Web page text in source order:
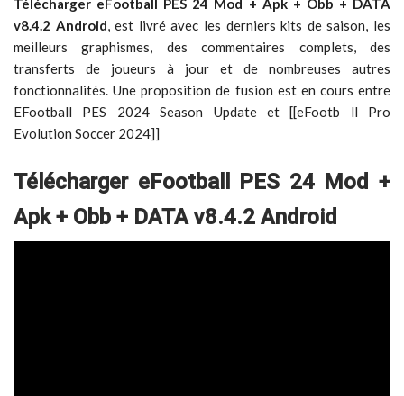
Télécharger eFootball PES 24 Mod + Apk + Obb + DATA
v8.4.2 Android, est livré avec les derniers kits de saison, les
meilleurs graphismes, des commentaires complets, des
transferts de joueurs à jour et de nombreuses autres
fonctionnalités. Une proposition de fusion est en cours entre
EFootball PES 2024 Season Update et [[eFootb ll Pro
Evolution Soccer 2024]]
Télécharger eFootball PES 24 Mod +
Apk + Obb + DATA v8.4.2 Android